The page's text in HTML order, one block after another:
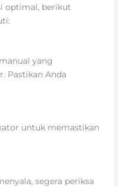
optimal, berikut
yang
Pastikan Anda
untuk memastikan
segera periksa